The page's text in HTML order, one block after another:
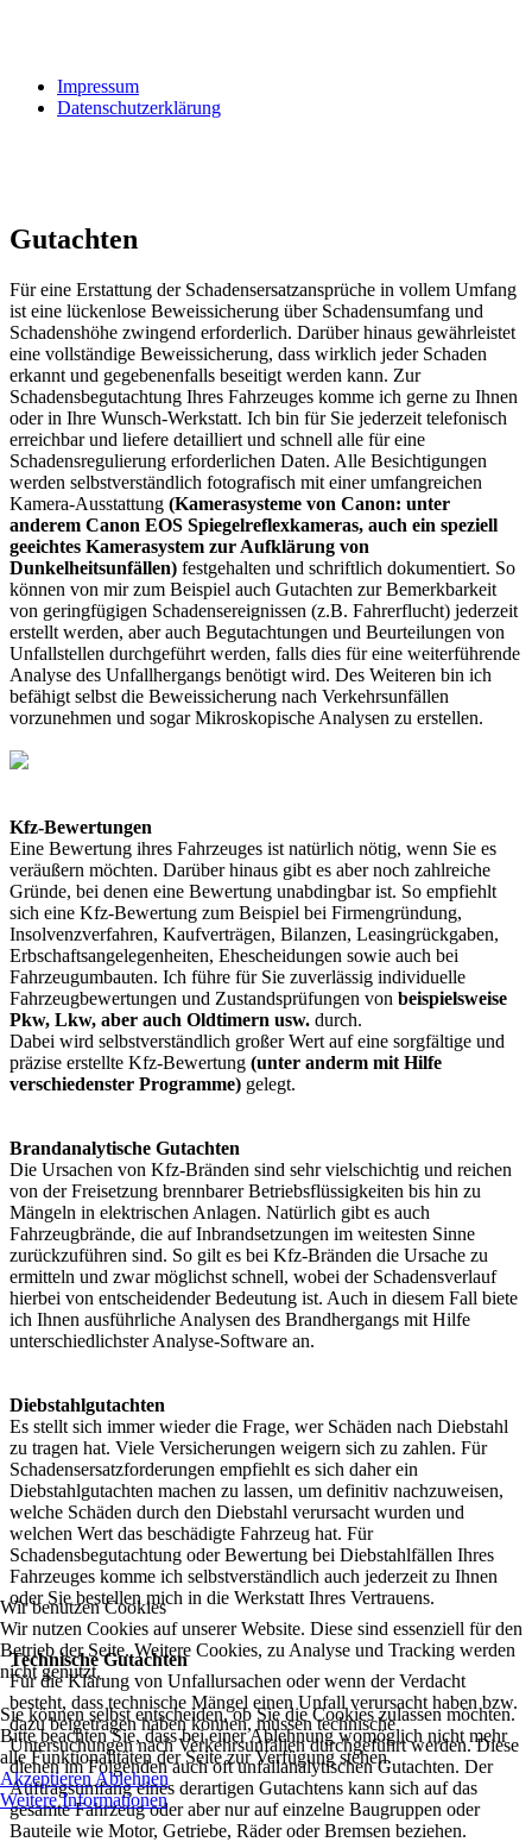
Impressum
Datenschutzerklärung
Gutachten
Für eine Erstattung der Schadensersatzansprüche in vollem Umfang
ist eine lückenlose Beweissicherung über Schadensumfang und
Schadenshöhe zwingend erforderlich. Darüber hinaus gewährleistet
eine vollständige Beweissicherung, dass wirklich jeder Schaden
erkannt und gegebenenfalls beseitigt werden kann. Zur
Schadensbegutachtung Ihres Fahrzeuges komme ich gerne zu Ihnen
oder in Ihre Wunsch-Werkstatt. Ich bin für Sie jederzeit telefonisch
erreichbar und liefere detailliert und schnell alle für eine
Schadensregulierung erforderlichen Daten. Alle Besichtigungen
werden selbstverständlich fotografisch mit einer umfangreichen
Kamera-Ausstattung (Kamerasysteme von Canon: unter
anderem Canon EOS Spiegelreflexkameras, auch ein speziell
geeichtes Kamerasystem zur Aufklärung von
Dunkelheitsunfällen) festgehalten und schriftlich dokumentiert. So
können von mir zum Beispiel auch Gutachten zur Bemerkbarkeit
von geringfügigen Schadensereignissen (z.B. Fahrerflucht) jederzeit
erstellt werden, aber auch Begutachtungen und Beurteilungen von
Unfallstellen durchgeführt werden, falls dies für eine weiterführende
Analyse des Unfallhergangs benötigt wird. Des Weiteren bin ich
befähigt selbst die Beweissicherung nach Verkehrsunfällen
vorzunehmen und sogar Mikroskopische Analysen zu erstellen.
Kfz-Bewertungen
Eine Bewertung ihres Fahrzeuges ist natürlich nötig, wenn Sie es
veräußern möchten. Darüber hinaus gibt es aber noch zahlreiche
Gründe, bei denen eine Bewertung unabdingbar ist. So empfiehlt
sich eine Kfz-Bewertung zum Beispiel bei Firmengründung,
Insolvenzverfahren, Kaufverträgen, Bilanzen, Leasingrückgaben,
Erbschaftsangelegenheiten, Ehescheidungen sowie auch bei
Fahrzeugumbauten. Ich führe für Sie zuverlässig individuelle
Fahrzeugbewertungen und Zustandsprüfungen von beispielsweise
Pkw, Lkw, aber auch Oldtimern usw. durch.
Dabei wird selbstverständlich großer Wert auf eine sorgfältige und
präzise erstellte Kfz-Bewertung (unter anderm mit Hilfe
verschiedenster Programme) gelegt.
Brandanalytische Gutachten
Die Ursachen von Kfz-Bränden sind sehr vielschichtig und reichen
von der Freisetzung brennbarer Betriebsflüssigkeiten bis hin zu
Mängeln in elektrischen Anlagen. Natürlich gibt es auch
Fahrzeugbrände, die auf Inbrandsetzungen im weitesten Sinne
zurückzuführen sind. So gilt es bei Kfz-Bränden die Ursache zu
ermitteln und zwar möglichst schnell, wobei der Schadensverlauf
hierbei von entscheidender Bedeutung ist. Auch in diesem Fall biete
ich Ihnen ausführliche Analysen des Brandhergangs mit Hilfe
unterschiedlichster Analyse-Software an.
Diebstahlgutachten
Es stellt sich immer wieder die Frage, wer Schäden nach Diebstahl
zu tragen hat. Viele Versicherungen weigern sich zu zahlen. Für
Schadensersatzforderungen empfiehlt es sich daher ein
Diebstahlgutachten machen zu lassen, um definitiv nachzuweisen,
welche Schäden durch den Diebstahl verursacht wurden und
welchen Wert das beschädigte Fahrzeug hat. Für
Schadensbegutachtung oder Bewertung bei Diebstahlfällen Ihres
Fahrzeuges komme ich selbstverständlich auch jederzeit zu Ihnen
oder Sie bestellen mich in die Werkstatt Ihres Vertrauens.
Technische Gutachten
Für die Klärung von Unfallursachen oder wenn der Verdacht
besteht, dass technische Mängel einen Unfall verursacht haben bzw.
dazu beigetragen haben können, müssen technische
Untersuchungen nach Verkehrsunfällen durchgeführt werden. Diese
dienen im Folgenden auch oft unfallanalytischen Gutachten. Der
Auftragsumfang eines derartigen Gutachtens kann sich auf das
gesamte Fahrzeug oder aber nur auf einzelne Baugruppen oder
Bauteile wie Motor, Getriebe, Räder oder Bremsen beziehen.
Wir benutzen Cookies
Wir nutzen Cookies auf unserer Website. Diese sind essenziell für den
Betrieb der Seite. Weitere Cookies, zu Analyse und Tracking werden
nicht genutzt.
Sie können selbst entscheiden, ob Sie die Cookies zulassen möchten.
Bitte beachten Sie, dass bei einer Ablehnung womöglich nicht mehr
alle Funktionalitäten der Seite zur Verfügung stehen.
Akzeptieren Ablehnen
Weitere Informationen